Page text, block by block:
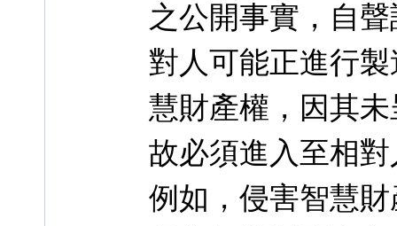
之公開事實，自
對人可能正進行
慧財產權，因其
故必須進入至相
例如，侵害智慧